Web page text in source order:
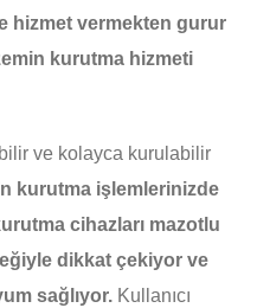
hizmet vermekten gurur
kurutma hizmeti
ve kolayca kurulabilir
kurutma işlemlerinizde
cihazları mazotlu
dikkat çekiyor ve
sağlıyor. Kullanıcı